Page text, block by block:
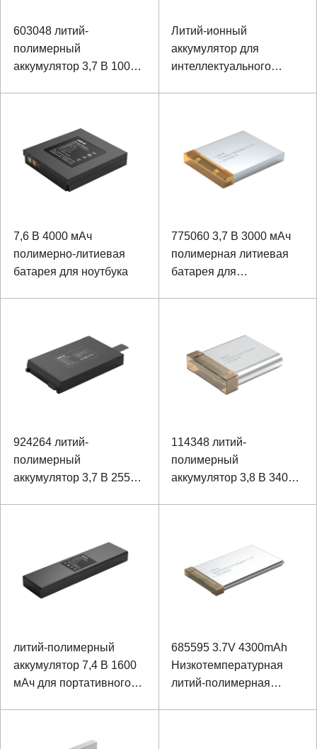
603048 литий-
полимерный
аккумулятор 3,7 В 1000
Литий-ионный
аккумулятор для
интеллектуального
медицинского
оборудования
7,6 В 4000 мАч
полимерно-литиевая
батарея для ноутбука
775060 3,7 В 3000 мАч
полимерная литиевая
батарея для
924264 литий-
полимерный
аккумулятор 3,7 В 2550
114348 литий-
полимерный
аккумулятор 3,8 В 3400
литий-полимерный
аккумулятор 7,4 В 1600
мАч для портативного
685595 3.7V 4300mAh
Низкотемпературная
литий-полимерная